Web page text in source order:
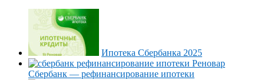
Ипотека Сбербанка 2025
Сбербанк — рефинансирование ипотеки